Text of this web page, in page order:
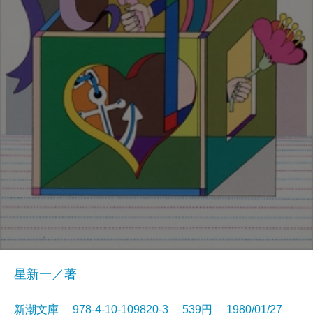
星新一／著
新潮文庫 978-4-10-109820-3 539円 1980/01/27